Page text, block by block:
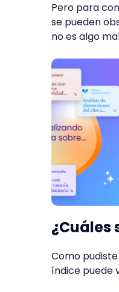
Pero para
se pueden
no es algo
¿Cuáles
Como
índice puede